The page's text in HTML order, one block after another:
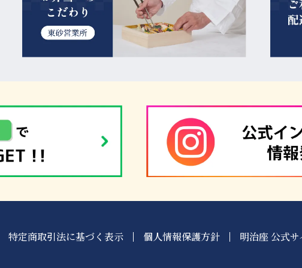
特定商取引法に基づく表示 個人情報保護方針 明治座 公式サ